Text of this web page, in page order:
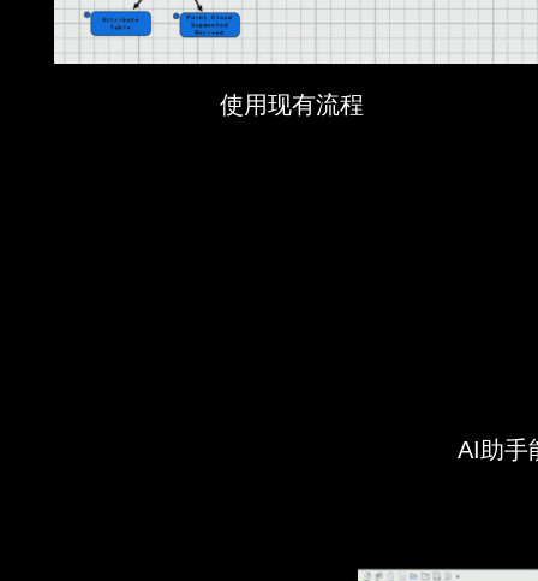
使用现有流程
AI助手